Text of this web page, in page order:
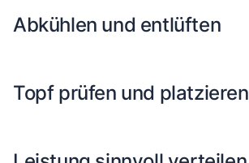
Abkühlen und entlüften
Topf prüfen und platzieren